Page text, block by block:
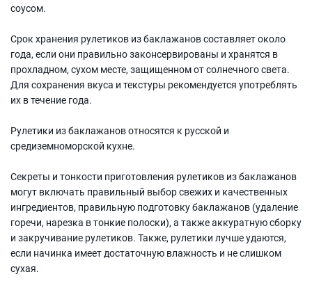
соусом.
Срок хранения рулетиков из баклажанов составляет около
года, если они правильно законсервированы и хранятся в
прохладном, сухом месте, защищенном от солнечного света.
Для сохранения вкуса и текстуры рекомендуется употреблять
их в течение года.
Рулетики из баклажанов относятся к русской и
средиземноморской кухне.
Секреты и тонкости приготовления рулетиков из баклажанов
могут включать правильный выбор свежих и качественных
ингредиентов, правильную подготовку баклажанов (удаление
горечи, нарезка в тонкие полоски), а также аккуратную сборку
и закручивание рулетиков. Также, рулетики лучше удаются,
если начинка имеет достаточную влажность и не слишком
сухая.